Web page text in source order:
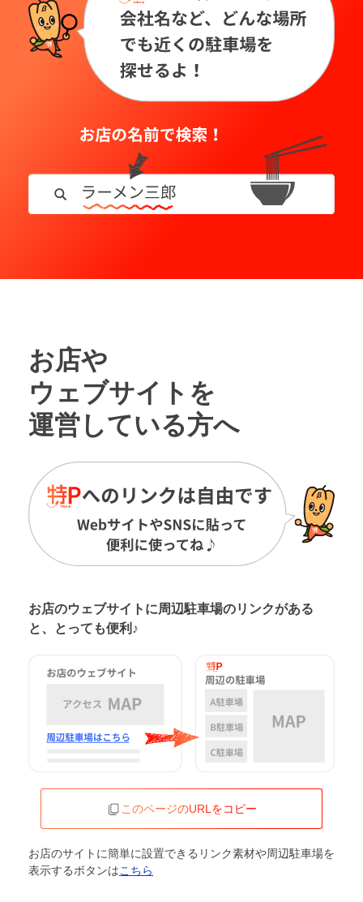
お店や
ウェブサイトを
運営している方へ
お店のウェブサイトに周辺駐車場のリンクがある
と、とっても便利♪
このページのURLをコピー
お店のサイトに簡単に設置できるリンク素材や周辺駐車場を
表示するボタンはこちら